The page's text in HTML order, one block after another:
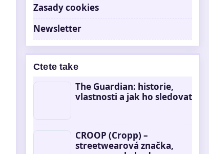
Zasady cookies
Newsletter
Ctete take
The Guardian: historie,
vlastnosti a jak ho sledovat
CROOP (Cropp) –
streetwearová značka,